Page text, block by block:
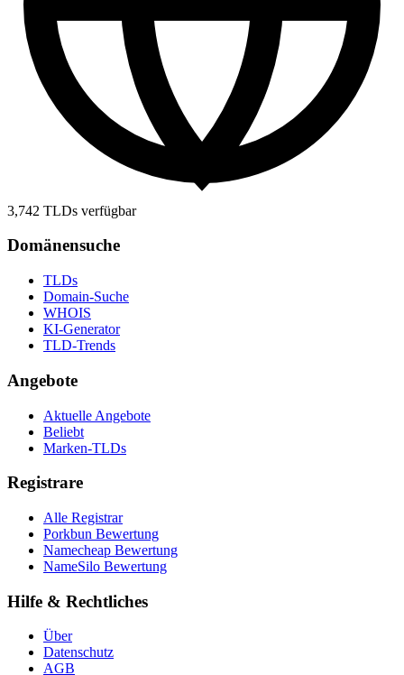
3,742 TLDs verfügbar
Domänensuche
TLDs
Domain-Suche
WHOIS
KI-Generator
TLD-Trends
Angebote
Aktuelle Angebote
Beliebt
Marken-TLDs
Registrare
Alle Registrar
Porkbun Bewertung
Namecheap Bewertung
NameSilo Bewertung
Hilfe & Rechtliches
Über
Datenschutz
AGB